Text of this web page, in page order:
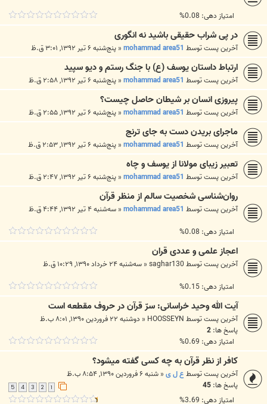
امتیاز دهی: 0.08%
در پی شراب حقیقی باشید نه انگوری
آخرین پست توسطmohammad area51
« پنج‌شنبه ۶ تیر ۱۳۹۲, ۳:۰۱ ق.ظ
ارتباط داستان یوسف (ع) با جنگ رستم و دیو سپید
آخرین پست توسطmohammad area51
« پنج‌شنبه ۶ تیر ۱۳۹۲, ۲:۵۸ ق.ظ
پیروزی انسان بر شیطان حاصل چیست؟
آخرین پست توسطmohammad area51
« پنج‌شنبه ۶ تیر ۱۳۹۲, ۲:۵۵ ق.ظ
ماجرای بریدن دست به جای ترنج
آخرین پست توسطmohammad area51
« پنج‌شنبه ۶ تیر ۱۳۹۲, ۲:۵۳ ق.ظ
تعبیر زیبای مولانا از یوسف و چاه
آخرین پست توسطmohammad area51
« پنج‌شنبه ۶ تیر ۱۳۹۲, ۲:۴۷ ق.ظ
روان‌شناسی شخصیت سالم از منظر قرآن
آخرین پست توسطmohammad area51
« سه‌شنبه ۴ تیر ۱۳۹۲, ۴:۴۴ ق.ظ
امتیاز دهی: 0.08%
اعجاز علمی و عددی قران
آخرین پست توسطsaghar130
« سه‌شنبه ۲۴ خرداد ۱۳۹۰, ۱۰:۲۹ ق.ظ
امتیاز دهی: 0.15%
آیت الله وحید خراسانی: سرّ قرآن در حروف مقطعه است
آخرین پست توسطHOOSSEYN
« دوشنبه ۲۲ فروردین ۱۳۹۰, ۸:۰۱ ب.ظ
پاسخ ها: 2
امتیاز دهی: 0.69%
کافر از نظر قرآن به چه کسی گفته میشود؟
آخرین پست توسطع ل ی« شنبه ۶ فروردین ۱۳۹۰, ۸:۵۴ ب.ظ
پاسخ ها: 45
3
4
5
امتیاز دهی: 3.69%